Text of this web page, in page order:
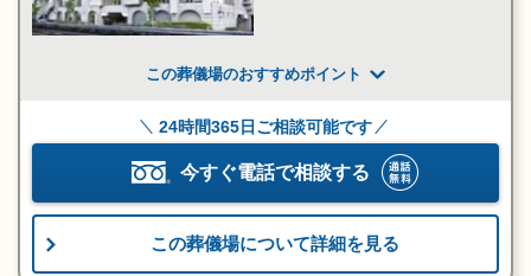
この葬儀場のおすすめポイント
24時間365日ご相談可能です
今すぐ電話で相談する
この葬儀場について詳細を見る